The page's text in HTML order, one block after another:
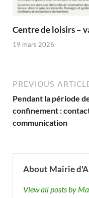
Centre de loisirs –
19 mars 2026
PREVIOUS
Pendant la période
confinement :
communication
About Mairie
View all posts by